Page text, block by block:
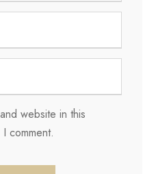
website in this
comment.